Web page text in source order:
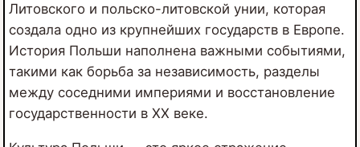
Литовского и польско-литовской унии, которая
создала одно из крупнейших государств в Европе.
История Польши наполнена важными событиями,
такими как борьба за независимость, разделы
между соседними империями и восстановление
государственности в XX веке.